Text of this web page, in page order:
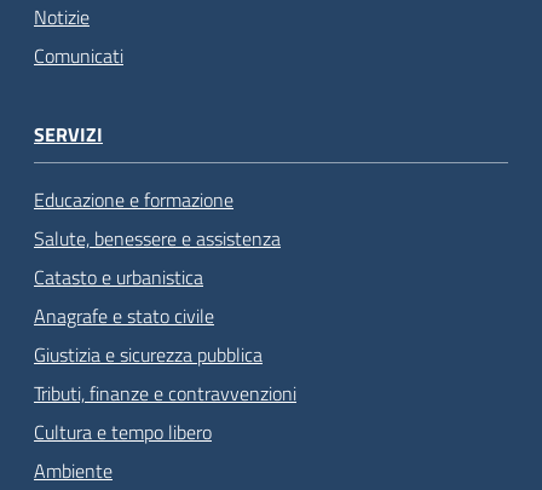
Notizie
Comunicati
SERVIZI
Educazione e formazione
Salute, benessere e assistenza
Catasto e urbanistica
Anagrafe e stato civile
Giustizia e sicurezza pubblica
Tributi, finanze e contravvenzioni
Cultura e tempo libero
Ambiente